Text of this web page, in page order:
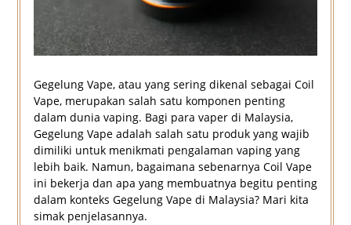
Gegelung Vape, atau yang sering dikenal sebagai Coil
Vape, merupakan salah satu komponen penting
dalam dunia vaping. Bagi para vaper di Malaysia,
Gegelung Vape adalah salah satu produk yang wajib
dimiliki untuk menikmati pengalaman vaping yang
lebih baik. Namun, bagaimana sebenarnya Coil Vape
ini bekerja dan apa yang membuatnya begitu penting
dalam konteks Gegelung Vape di Malaysia? Mari kita
simak penjelasannya.